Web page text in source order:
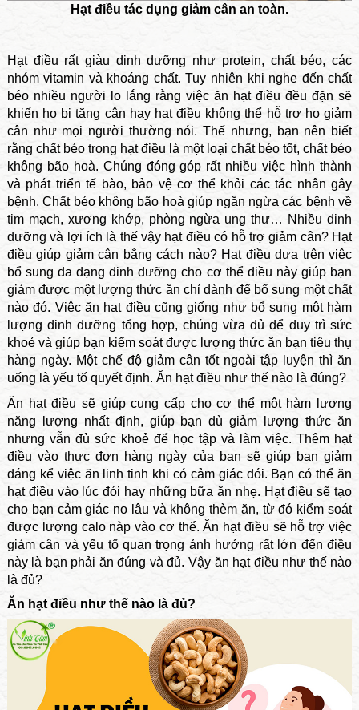
Hạt điều tác dụng giảm cân an toàn.
Hạt điều rất giàu dinh dưỡng như protein, chất béo, các
nhóm vitamin và khoáng chất. Tuy nhiên khi nghe đến chất
béo nhiều người lo lắng rằng việc ăn hạt điều đều đặn sẽ
khiến họ bị tăng cân hay hạt điều không thể hỗ trợ họ giảm
cân như mọi người thường nói. Thế nhưng, bạn nên biết
rằng chất béo trong hạt điều là một loại chất béo tốt, chất béo
không bão hoà. Chúng đóng góp rất nhiều việc hình thành
và phát triển tế bào, bảo vệ cơ thể khỏi các tác nhân gây
bệnh. Chất béo không bão hoà giúp ngăn ngừa các bệnh về
tim mạch, xương khớp, phòng ngừa ung thư… Nhiều dinh
dưỡng và lợi ích là thế vậy hạt điều có hỗ trợ giảm cân? Hạt
điều giúp giảm cân bằng cách nào? Hạt điều dựa trên việc
bổ sung đa dạng dinh dưỡng cho cơ thể điều này giúp bạn
giảm được một lượng thức ăn chỉ dành để bổ sung một chất
nào đó. Việc ăn hạt điều cũng giống như bổ sung một hàm
lượng dinh dưỡng tổng hợp, chúng vừa đủ để duy trì sức
khoẻ và giúp bạn kiểm soát được lượng thức ăn bạn tiêu thụ
hàng ngày. Một chế độ giảm cân tốt ngoài tập luyện thì ăn
uống là yếu tố quyết định. Ăn hạt điều như thế nào là đúng?
Ăn hạt điều sẽ giúp cung cấp cho cơ thể một hàm lượng
năng lượng nhất định, giúp bạn dù giảm lượng thức ăn
nhưng vẫn đủ sức khoẻ để học tập và làm việc. Thêm hạt
điều vào thực đơn hàng ngày của bạn sẽ giúp bạn giảm
đáng kể việc ăn linh tinh khi có cảm giác đói. Bạn có thể ăn
hạt điều vào lúc đói hay những bữa ăn nhẹ. Hạt điều sẽ tạo
cho bạn cảm giác no lâu và không thèm ăn, từ đó kiểm soát
được lượng calo nàp vào cơ thể. Ăn hạt điều sẽ hỗ trợ việc
giảm cân và yếu tố quan trọng ảnh hưởng rất lớn đến điều
này là bạn phải ăn đúng và đủ. Vậy ăn hạt điều như thế nào
là đủ?
Ăn hạt điều như thế nào là đủ?